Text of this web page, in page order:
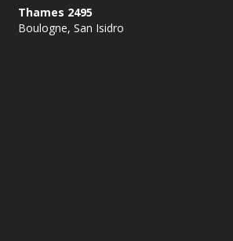
Thames 2495
Boulogne, San Isidro